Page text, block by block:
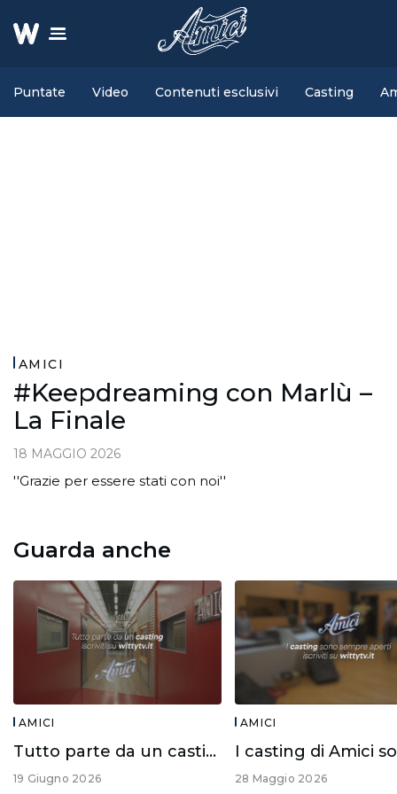
Puntate Video Contenuti esclusivi Casting
AMICI
#Keepdreaming con Marlù –
La Finale
18 MAGGIO 2026
''Grazie per essere stati con noi''
Guarda anche
AMICI
Tutto parte da un casting!
19 Giugno 2026
AMICI
28 Maggio 2026